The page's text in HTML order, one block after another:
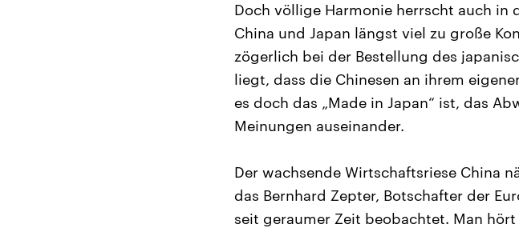
Doch völlige Harmonie herrscht auch in
China und Japan längst viel zu große
zögerlich bei der Bestellung des
liegt, dass die Chinesen an ihrem
es doch das „Made in Japan“ ist, das
Meinungen auseinander.
Der wachsende Wirtschaftsriese China
das Bernhard Zepter, Botschafter der
seit geraumer Zeit beobachtet. Man